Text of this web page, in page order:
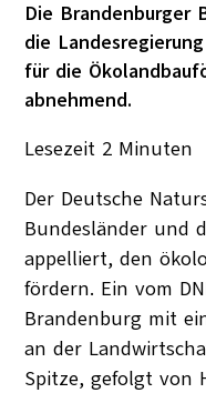
Die Brandenburger
die
für die
abnehmend.
Lesezeit 2 Minuten
Der Deutsche
Bundesländer und
appelliert, den
fördern. Ein vom
Brandenburg mit
an der
Spitze, gefolgt von